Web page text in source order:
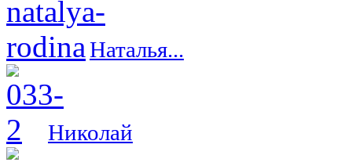
Наталья...
Николай